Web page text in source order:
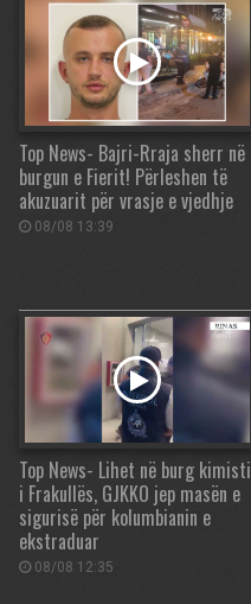
Top News- Bajri-Rraja sherr në
burgun e Fierit! Përleshen të
akuzuarit për vrasje e vjedhje
08/08 13:39
Top News- Lihet në burg kimisti
i Frakullës, GJKKO jep masën e
sigurisë për kolumbianin e
ekstraduar
08/08 12:35